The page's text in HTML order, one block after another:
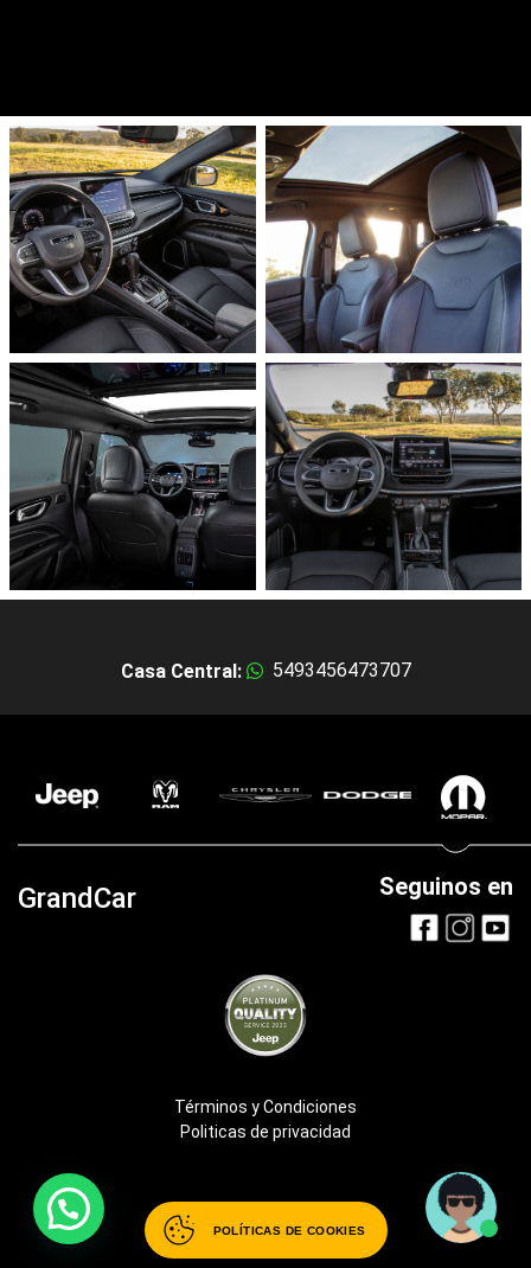
Casa Central: 5493456473707
GrandCar Seguinos en
Términos y Condiciones
Politicas de privacidad
POLÍTICAS DE COOKIES